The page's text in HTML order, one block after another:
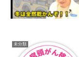
未分類